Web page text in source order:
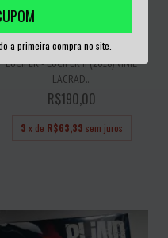
a primeira compra no site.
LUCIFER - LUCIFER II (2018) VINIL
LACRAD...
R$190,00
3 x de R$63,33 sem juros